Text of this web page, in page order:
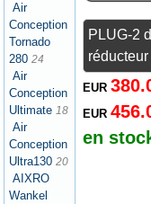
Air
Conception
Tornado
280 24
Air
Conception
Ultimate 18
Air
Conception
Ultra130 20
AIXRO
Wankel
PLUG-2
EUR
EUR
en